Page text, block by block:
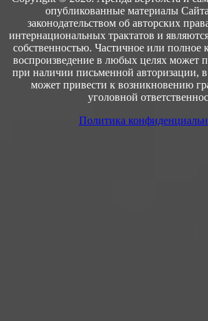
опубликованные материалы
законодательством об авторских
интернациональных трактатов и
собственностью. Частичное или полное
воспроизведение в любых целях может
при наличии письменной авторизации,
может привести к возникновению
уголовной
Политика